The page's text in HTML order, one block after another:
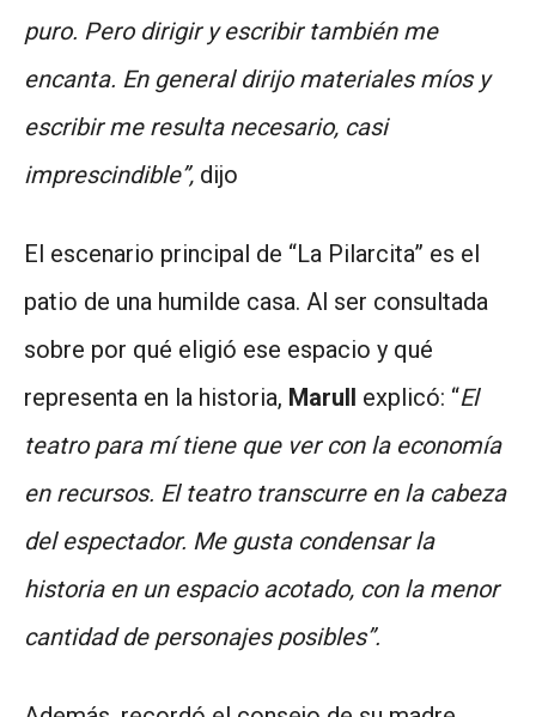
puro. Pero dirigir y escribir también me
encanta. En general dirijo materiales míos y
escribir me resulta necesario, casi
imprescindible”, dijo
El escenario principal de “La Pilarcita” es el
patio de una humilde casa. Al ser consultada
sobre por qué eligió ese espacio y qué
representa en la historia, Marull explicó: “El
teatro para mí tiene que ver con la economía
en recursos. El teatro transcurre en la cabeza
del espectador. Me gusta condensar la
historia en un espacio acotado, con la menor
cantidad de personajes posibles”.